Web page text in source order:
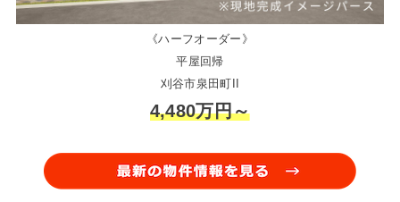
《ハーフオーダー》
平屋回帰
刈谷市泉田町II
4,480万円～